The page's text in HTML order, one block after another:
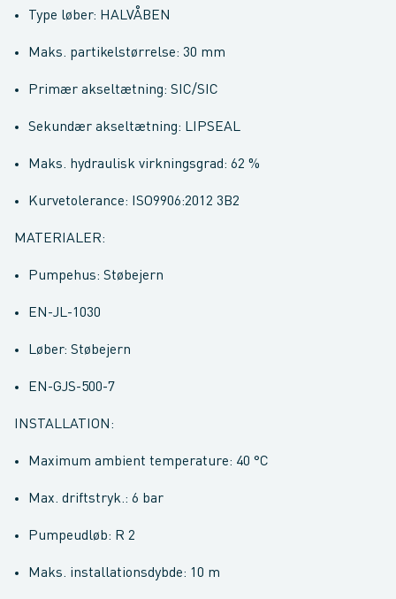
Type løber: HALVÅBEN
Maks. partikelstørrelse: 30 mm
Primær akseltætning: SIC/SIC
Sekundær akseltætning: LIPSEAL
Maks. hydraulisk virkningsgrad: 62 %
Kurvetolerance: ISO9906:2012 3B2
MATERIALER:
Pumpehus: Støbejern
EN-JL-1030
Løber: Støbejern
EN-GJS-500-7
INSTALLATION:
Maximum ambient temperature: 40 °C
Max. driftstryk.: 6 bar
Pumpeudløb: R 2
Maks. installationsdybde: 10 m